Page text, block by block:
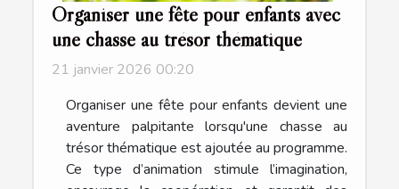
Organiser une fête pour enfants avec
une chasse au trésor thématique
21 janvier 2026 00:20
Organiser une fête pour enfants devient une
aventure palpitante lorsqu'une chasse au
trésor thématique est ajoutée au programme.
Ce type d’animation stimule l’imagination,